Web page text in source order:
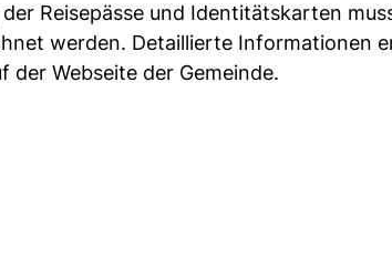
der Reisepässe und Identitätskarten
werden. Detaillierte Informationen
der Webseite der Gemeinde.